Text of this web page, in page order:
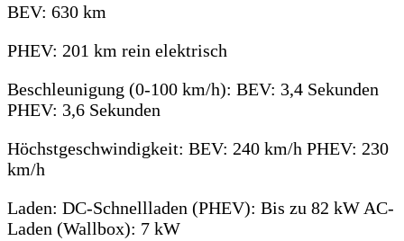
BEV: 630 km
PHEV: 201 km rein elektrisch
Beschleunigung (0-100 km/h): BEV: 3,4 Sekunden
PHEV: 3,6 Sekunden
Höchstgeschwindigkeit: BEV: 240 km/h PHEV: 230
km/h
Laden: DC-Schnellladen (PHEV): Bis zu 82 kW AC-
Laden (Wallbox): 7 kW